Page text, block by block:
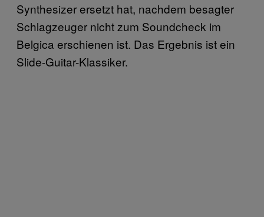
Synthesizer ersetzt hat, nachdem besagter
Schlagzeuger nicht zum Soundcheck im
Belgica erschienen ist. Das Ergebnis ist ein
Slide-Guitar-Klassiker.